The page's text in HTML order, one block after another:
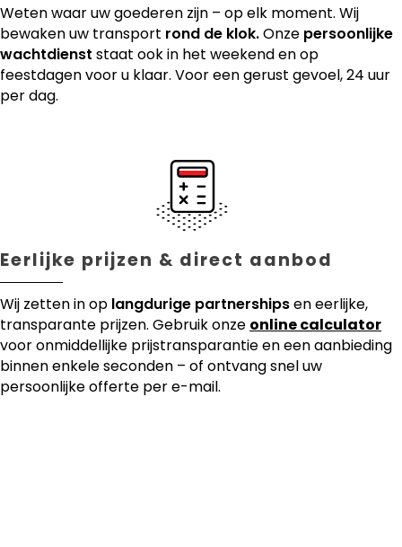
Weten waar uw goederen zijn – op elk moment. Wij
bewaken uw transport rond de klok.Onze persoonlijke
wachtdienst staat ook in het weekend en op
feestdagen voor u klaar. Voor een gerust gevoel, 24 uur
per dag.
Eerlijke prijzen & direct aanbod
Wij zetten in op langdurige partnershipsen eerlijke,
transparante prijzen. Gebruik onze online calculator
voor onmiddellijke prijstransparantie en een aanbieding
binnen enkele seconden – of ontvang snel uw
persoonlijke offerte per e-mail.